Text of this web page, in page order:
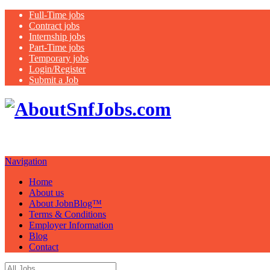
Full-Time jobs
Contract jobs
Internship jobs
Part-Time jobs
Temporary jobs
Login/Register
Submit a Job
Navigation
Home
About us
About JobnBlog™
Terms & Conditions
Employer Information
Blog
Contact